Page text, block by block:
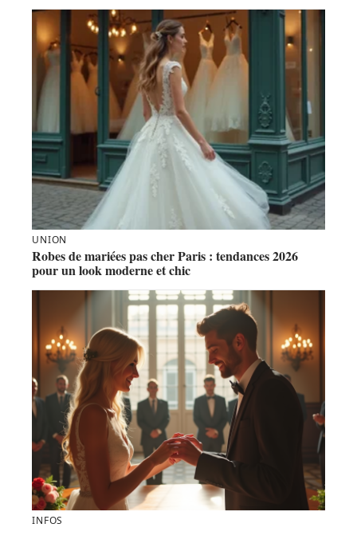
UNION
Robes de mariées pas cher Paris : tendances 2026
pour un look moderne et chic
INFOS